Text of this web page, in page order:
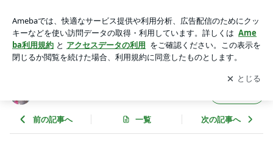
アプリをダウンロードして ブログの更新通知
を受け取りまし
ょう。
開く
前の記事へ 一覧 次の記事へ